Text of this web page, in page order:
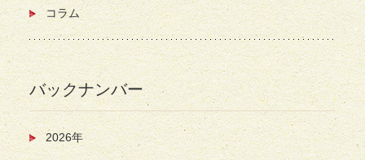
コラム
バックナンバー
2026年